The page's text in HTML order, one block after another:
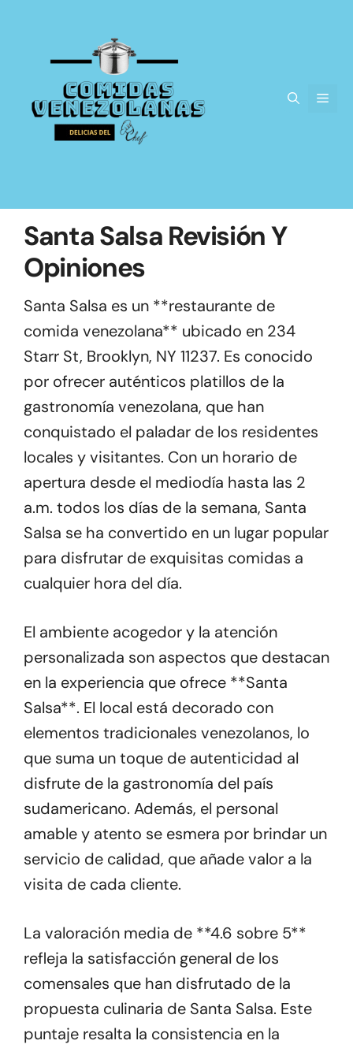
contenido
Santa Salsa Revisión Y
Opiniones
Santa Salsa es un **restaurante de
comida venezolana** ubicado en 234
Starr St, Brooklyn, NY 11237. Es conocido
por ofrecer auténticos platillos de la
gastronomía venezolana, que han
conquistado el paladar de los residentes
locales y visitantes. Con un horario de
apertura desde el mediodía hasta las 2
a.m. todos los días de la semana, Santa
Salsa se ha convertido en un lugar popular
para disfrutar de exquisitas comidas a
cualquier hora del día.
El ambiente acogedor y la atención
personalizada son aspectos que destacan
en la experiencia que ofrece **Santa
Salsa**. El local está decorado con
elementos tradicionales venezolanos, lo
que suma un toque de autenticidad al
disfrute de la gastronomía del país
sudamericano. Además, el personal
amable y atento se esmera por brindar un
servicio de calidad, que añade valor a la
visita de cada cliente.
La valoración media de **4.6 sobre 5**
refleja la satisfacción general de los
comensales que han disfrutado de la
propuesta culinaria de Santa Salsa. Este
puntaje resalta la consistencia en la